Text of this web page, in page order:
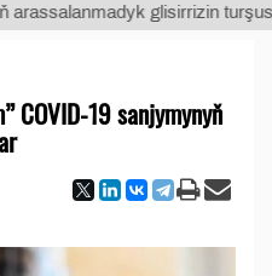
glisirrizin turşusy (t.)
COVID-19 sanjymynyň